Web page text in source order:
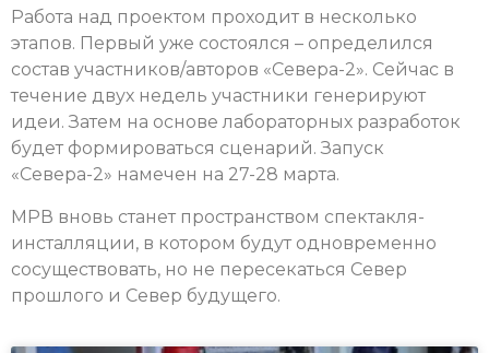
Работа над проектом проходит в несколько
этапов. Первый уже состоялся – определился
состав участников/авторов «Севера-2». Сейчас в
течение двух недель участники генерируют
идеи. Затем на основе лабораторных разработок
будет формироваться сценарий. Запуск
«Севера-2» намечен на 27-28 марта.
МРВ вновь станет пространством спектакля-
инсталляции, в котором будут одновременно
сосуществовать, но не пересекаться Cевер
прошлого и Cевер будущего.